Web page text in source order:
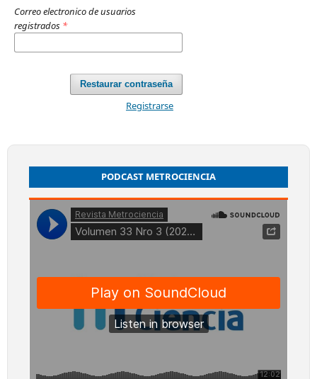
Correo electronico de usuarios
registrados *
Restaurar contraseña
Registrarse
PODCAST METROCIENCIA